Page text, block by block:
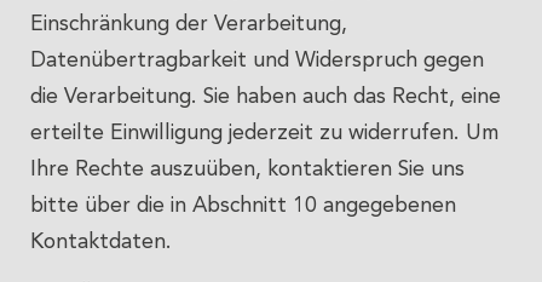
Einschränkung der Verarbeitung,
Datenübertragbarkeit und Widerspruch gegen
die Verarbeitung. Sie haben auch das Recht, eine
erteilte Einwilligung jederzeit zu widerrufen. Um
Ihre Rechte auszuüben, kontaktieren Sie uns
bitte über die in Abschnitt 10 angegebenen
Kontaktdaten.